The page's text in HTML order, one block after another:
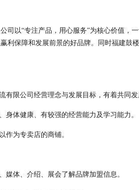
司以“专注产品，用心服务”为核心价值，
利保障和发展前景的好品牌。同时福建鼓
有限公司经营理念与发展目标，有着共同发
身体健康、有较强的经营能力及学习能力。
作为专卖店的商铺。
媒体、介绍、展会了解品牌加盟信息。